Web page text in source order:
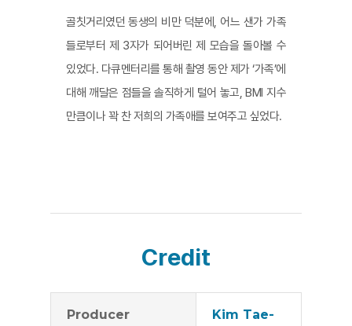
선해야 할 문제가 있는 대상이 아닌, 애정과 신뢰를 기반으
로 바라보는 시선이 아닐까. 이것이 특별한 영화적 장치나
사건 없이도 어느새 이 아이들이 즐겁고 유쾌하게 자라길
응원하게 만드는 이 작품의 힘이라고 생각된다. [이혜린]
골칫거리였던 동생의 비만 덕분에, 어느 샌가 가족
들로부터 제 3자가 되어버린 제 모습을 돌아볼 수
있었다. 다큐멘터리를 통해 촬영 동안 제가 ‘가족’에
대해 깨달은 점들을 솔직하게 털어 놓고, BMI 지수
만큼이나 꽉 찬 저희의 가족애를 보여주고 싶었다.
Credit
Producer
Kim Tae-